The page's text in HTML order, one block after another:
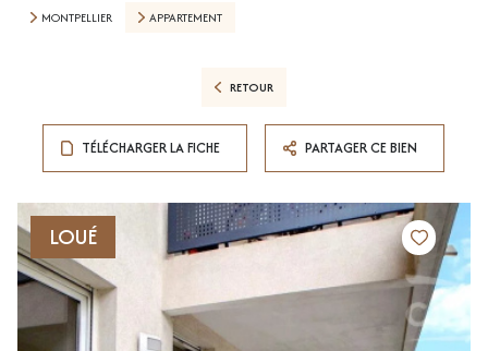
MONTPELLIER
APPARTEMENT
RETOUR
TÉLÉCHARGER LA FICHE PARTAGER CE BIEN
LOUÉ